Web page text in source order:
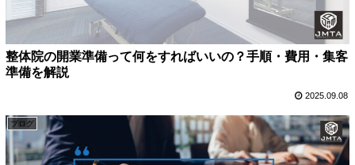
整体院の開業準備って何をすればいいの？手順・費用・集客
準備を解説
2025.09.08
ブログ